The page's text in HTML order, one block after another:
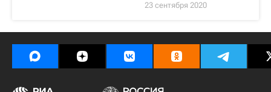
23 сентября 2020